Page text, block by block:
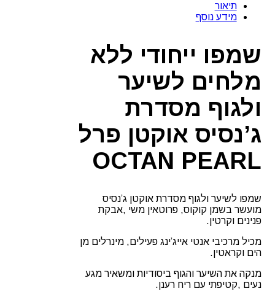
תיאור
מידע נוסף
שמפו ייחודי ללא
מלחים לשיער
ולגוף מסדרת
ג’נסיס אוקטן פרל
OCTAN PEARL
שמפו לשיער ולגוף מסדרת אוקטן ג’נסיס
מועשר בשמן קוקוס, פרוטאין משי ,אבקת
פנינים וקרטין.
מכיל מרכיבי אנטי אייג’ינג פעילים, מינרלים מן
הים וקראטין.
מנקה את השיער והגוף ביסודיות ומשאיר מגע
נעים ,קטיפתי עם ריח רענן.